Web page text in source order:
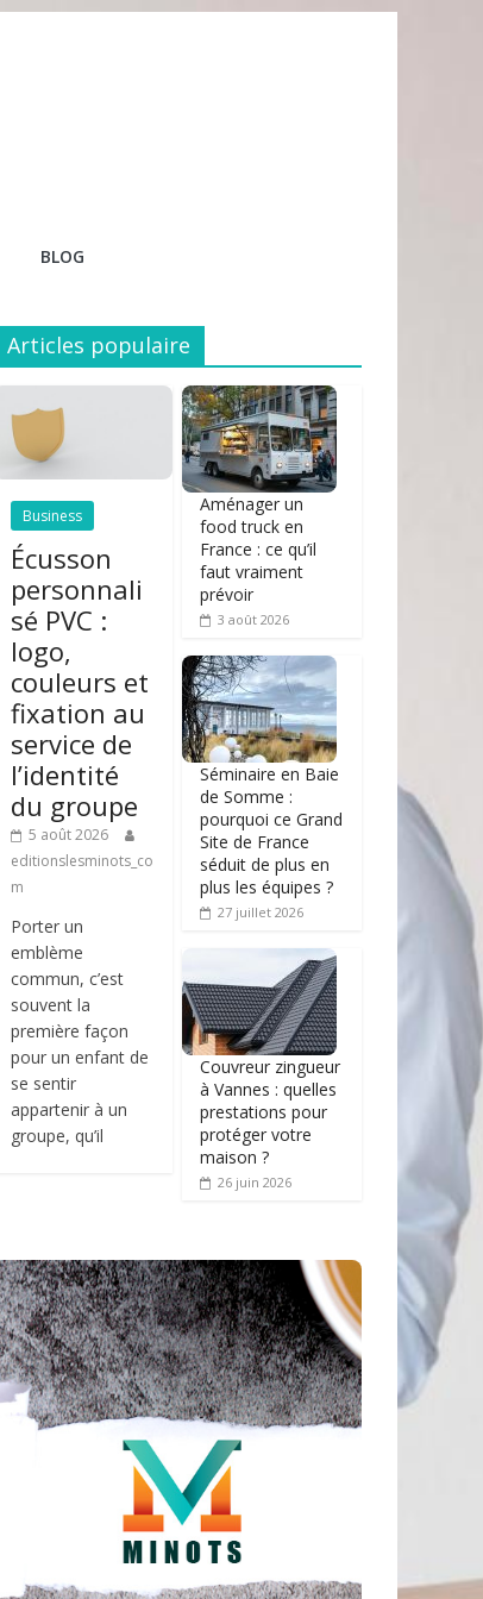
BLOG
Articles populaire
Business
Écusson
personnali
sé PVC :
logo,
couleurs et
fixation au
service de
l’identité
du groupe
5 août 2026
editionslesminots_co
m
Porter un
emblème
commun, c’est
souvent la
première façon
pour un enfant de
se sentir
appartenir à un
groupe, qu’il
Aménager un
food truck en
France : ce qu’il
faut vraiment
prévoir
3 août 2026
Séminaire en Baie
de Somme :
pourquoi ce Grand
Site de France
séduit de plus en
plus les équipes ?
27 juillet 2026
Couvreur zingueur
à Vannes : quelles
prestations pour
protéger votre
maison ?
26 juin 2026